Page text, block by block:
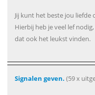
Jij kunt het beste jou liefde
Hierbij heb je veel lef
dat ook het leukst vinden.
Signalen geven. (59 x